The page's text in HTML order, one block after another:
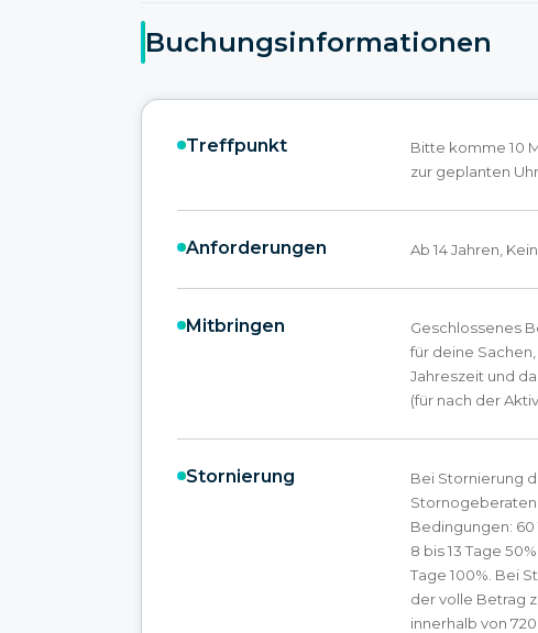
Buchungsinformationen
Treffpunkt
Bitte komme 10
zur geplanten
Anforderungen Ab 14 Jahren,
Mitbringen
Geschlossenes
für deine
Jahreszeit und
(für nach der
Stornierung
Bei Stornierung
Bedingungen: 60
8 bis 13 Tage
Tage 100%. Bei
der volle Betrag
innerhalb von